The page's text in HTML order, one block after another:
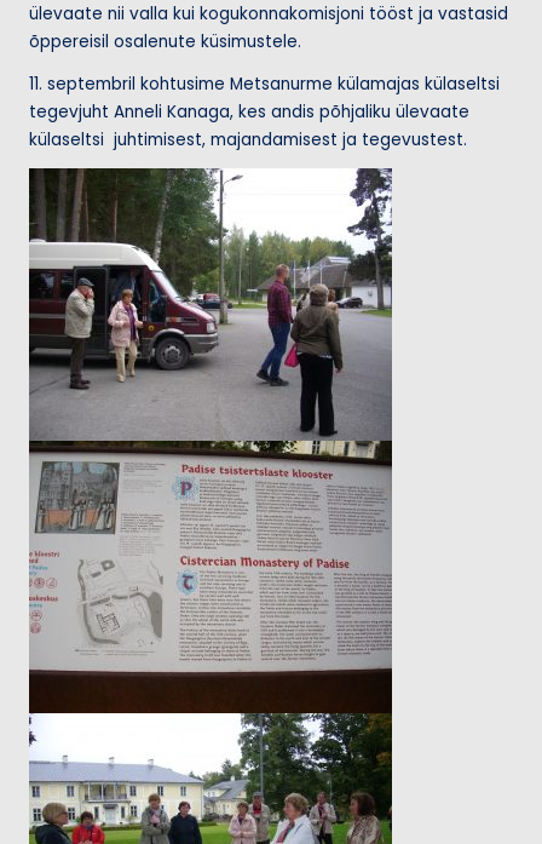
ülevaate nii valla kui kogukonnakomisjoni tööst ja vastasid
õppereisil osalenute küsimustele.
11. septembril kohtusime Metsanurme külamajas külaseltsi
tegevjuht Anneli Kanaga, kes andis põhjaliku ülevaate
külaseltsi juhtimisest, majandamisest ja tegevustest.